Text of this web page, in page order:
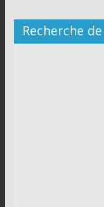
Recherche